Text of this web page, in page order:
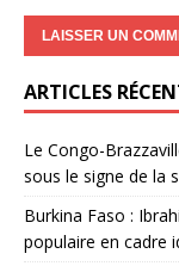
ARTICLES
Le Congo-
sous le signe de la
Burkina Faso :
populaire en cadre